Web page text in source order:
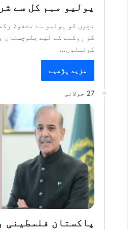
پولیو مہم کل سے
بچوں کو پولیو سے محفوظ
کو روکنے کے لیے بلوچستان
کونسلوں…
مزید پڑھیے
27 جولائی
پاکستان فلسطینی